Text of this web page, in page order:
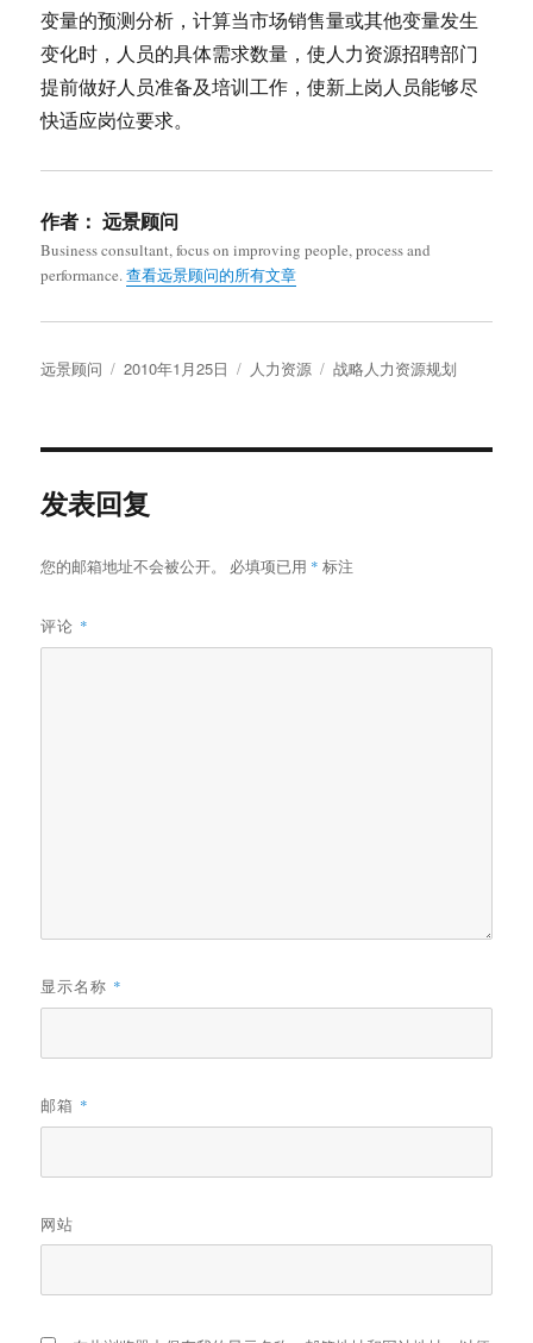
变量的预测分析，计算当市场销售量或其他变量发生
变化时，人员的具体需求数量，使人力资源招聘部门
提前做好人员准备及培训工作，使新上岗人员能够尽
快适应岗位要求。
作者： 远景顾问
Business consultant, focus on improving people, process and
performance.查看远景顾问的所有文章
作
远景顾问
发
2010年1月25日
分
人力资源
标
战略人力资源规划
发表回复
您的邮箱地址不会被公开。 必填项已用 * 标注
评论 *
显示名称 *
邮箱 *
网站